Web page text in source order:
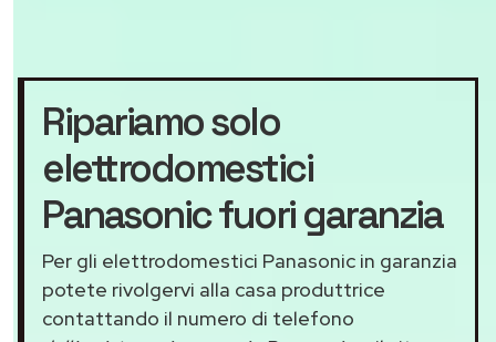
Ripariamo solo
elettrodomestici
Panasonic fuori garanzia
Per gli elettrodomestici Panasonic in garanzia
potete rivolgervi alla casa produttrice
contattando il numero di telefono